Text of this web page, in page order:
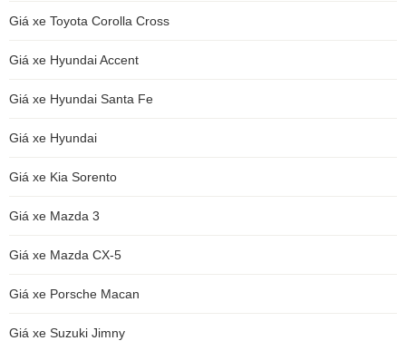
Giá xe Toyota Corolla Cross
Giá xe Hyundai Accent
Giá xe Hyundai Santa Fe
Giá xe Hyundai
Giá xe Kia Sorento
Giá xe Mazda 3
Giá xe Mazda CX-5
Giá xe Porsche Macan
Giá xe Suzuki Jimny